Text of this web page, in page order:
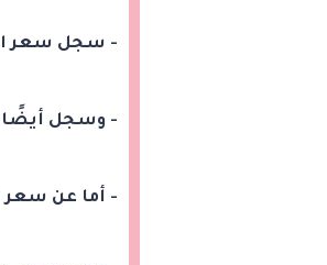
- سجل سعر المرجان
- وسجل أيضًا سعر
- أما عن سعر